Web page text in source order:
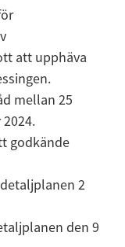
att upphäva
mellan 25
godkände
2
den 9